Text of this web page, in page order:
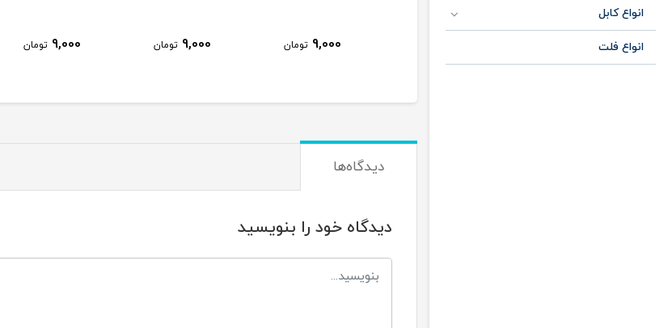
انواع کابل
انواع فلت 9,000 تومان 9,000 تومان 9,000 تومان
دیدگاه‌ها
دیدگاه خود را بنویسید